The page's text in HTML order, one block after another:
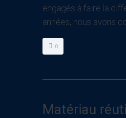
engagés à faire la
années, nous avons
0
Matériau